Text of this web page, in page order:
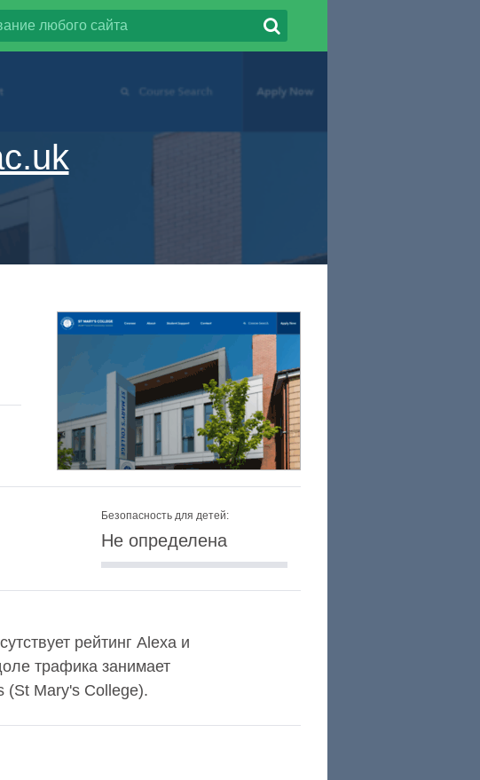
Безопасность для детей:
Не определена
рейтинг Alexa и
трафика занимает
(St Mary's College).